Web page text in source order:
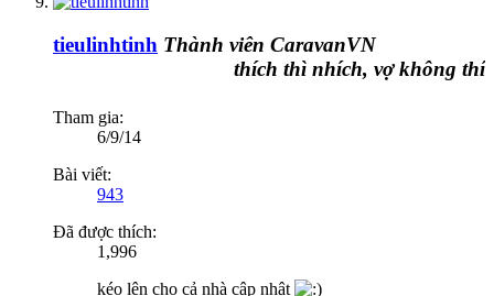
tieulinhtinh Thành viên CaravanVN
thích thì nhích, vợ không thích
Tham gia:
6/9/14
Bài viết:
943
Đã được thích:
1,996
kéo lên cho cả nhà cập nhật